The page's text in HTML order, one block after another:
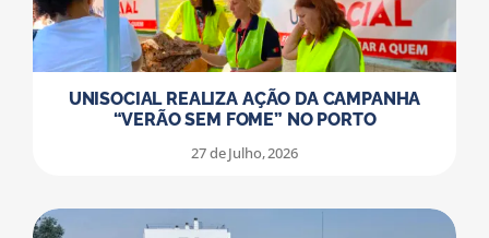
UNISOCIAL REALIZA AÇÃO DA CAMPANHA
“VERÃO SEM FOME” NO PORTO
27 de Julho, 2026